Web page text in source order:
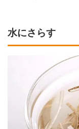
水にさらす